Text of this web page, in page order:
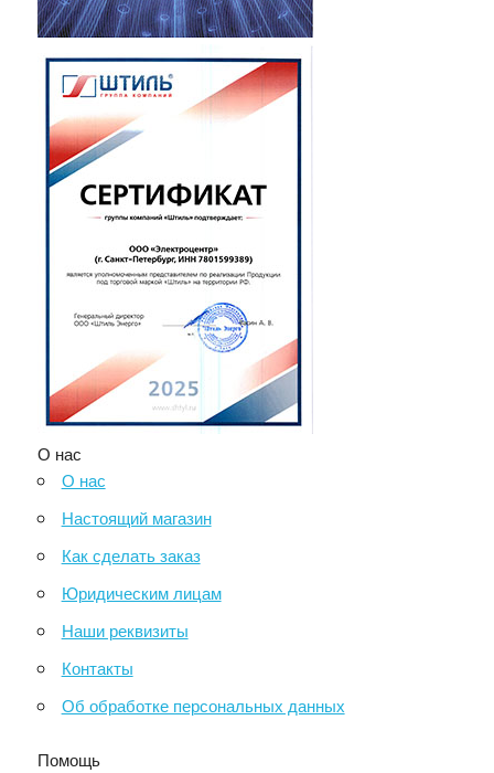
О нас
О нас
Настоящий магазин
Как сделать заказ
Юридическим лицам
Наши реквизиты
Контакты
Об обработке персональных данных
Помощь